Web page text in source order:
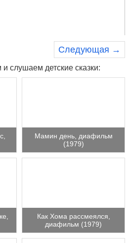
Следующая →
слушаем детские сказки:
Мамин день, диафильм
(1979)
Как Хома рассмеялся,
диафильм (1979)